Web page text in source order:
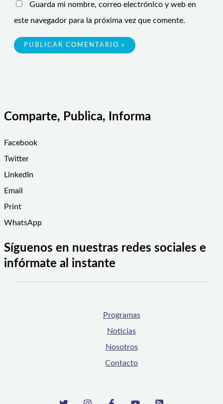
Guarda mi nombre, correo electrónico y web en
este navegador para la próxima vez que comente.
Comparte, Publica, Informa
Facebook
Twitter
LinkedIn
Email
Print
WhatsApp
Síguenos en nuestras redes sociales e
infórmate al instante
Programas
Noticias
Nosotros
Contacto